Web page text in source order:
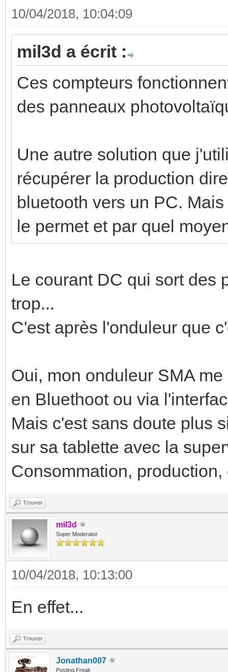
10/04/2018, 10:04:09
mil3d a écrit :
Ces compteurs
des panneaux
Une autre solution que
récupérer la production
bluetooth vers un PC.
le permet et par quel
Le courant DC qui sort des
trop...
C'est après l'onduleur que
Oui, mon onduleur SMA
en Bluethoot ou via
Mais c'est sans doute plus
sur sa tablette avec la
Consommation, production,
Trouver
mil3d
Super Moderator
10/04/2018, 10:13:00
En effet...
Trouver
Jonathan007
Posting Freak